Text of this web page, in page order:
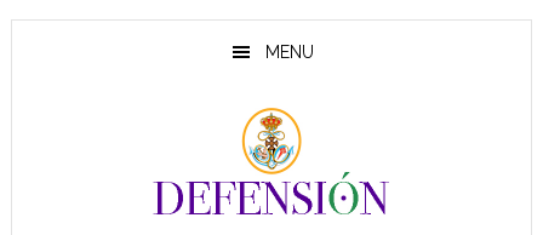
Saltar
Saltar
Saltar
MENU